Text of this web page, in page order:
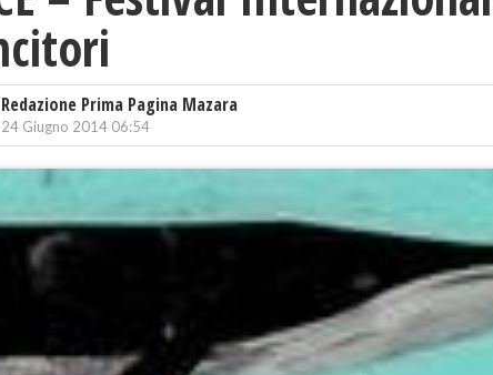
Redazione Prima Pagina Mazara
24 Giugno 2014 06:54